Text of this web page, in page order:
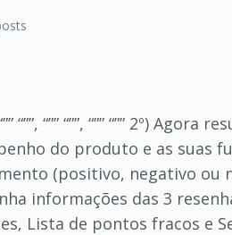
“”” “””, “”” “”” 2º)
do produto e as suas
(positivo, negativo ou
informações das 3
Lista de pontos fracos e